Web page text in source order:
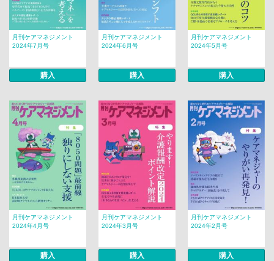
月刊ケアマネジメント
2024年7月号
購入
月刊ケアマネジメント
2024年6月号
購入
月刊ケアマネジメント
2024年5月号
購入
月刊ケアマネジメント
2024年4月号
購入
月刊ケアマネジメント
2024年3月号
購入
月刊ケアマネジメント
2024年2月号
購入